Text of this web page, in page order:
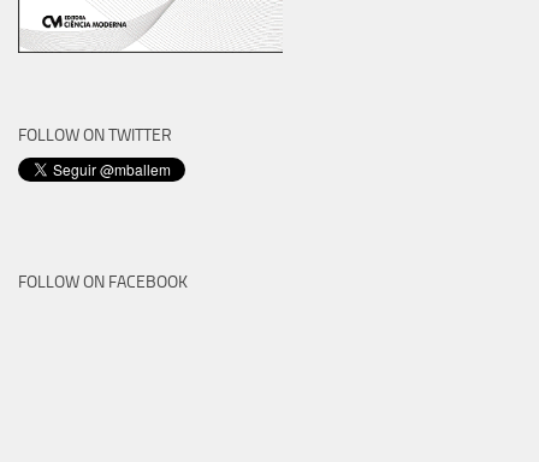
FOLLOW ON TWITTER
FOLLOW ON FACEBOOK